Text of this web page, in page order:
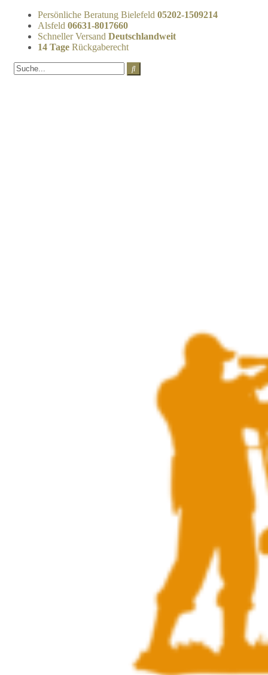
Persönliche Beratung Bielefeld 05202-1509214
Alsfeld 06631-8017660
Schneller Versand Deutschlandweit
14 Tage Rückgaberecht